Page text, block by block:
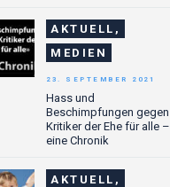
AKTUELL,
MEDIEN
Hass und
Beschimpfungen gegen
Kritiker der Ehe für alle –
eine Chronik
23. SEPTEMBER 2021
AKTUELL,